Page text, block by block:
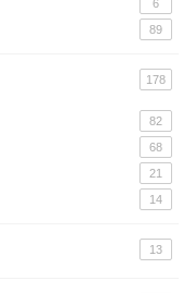
6
89
178
82
68
21
14
13